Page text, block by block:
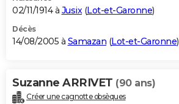
02/11/1914 à Jusix(Lot-et-Garonne)
Décès
14/08/2005 à Samazan (Lot-et-Garonne)
Suzanne ARRIVET (90 ans)
Créer une cagnotte obsèques